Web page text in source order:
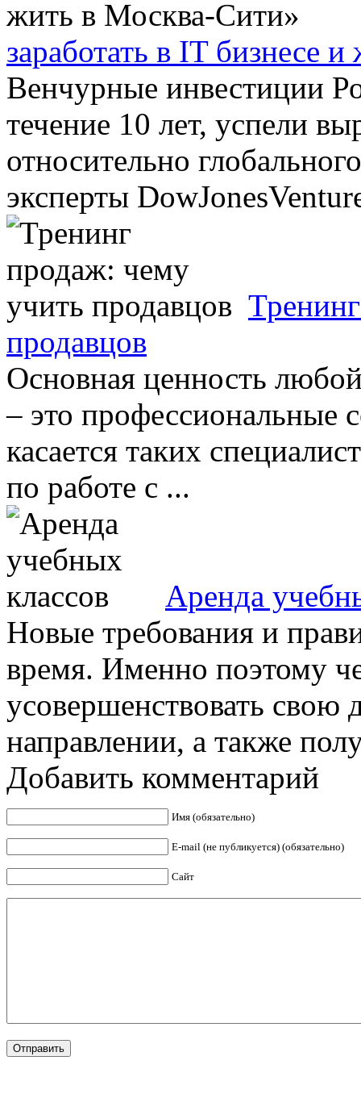
заработать в IT бизнесе
Венчурные инвестиции
течение 10 лет, успели
относительно
эксперты
продавцов
Основная ценность
– это профессиональные
касается таких
по работе с ...
Аренда
Новые требования и
время. Именно поэтому
усовершенствовать свою
направлении, а также
Добавить комментарий
Имя (обязательно)
E-mail (не публикуется) (обязательно)
Сайт